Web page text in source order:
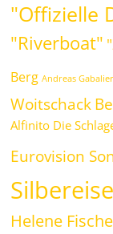
"Offizielle
"Riverboat"
Berg Andreas Gabalier
Woitschack
Alfinito Die
Eurovision
Helene